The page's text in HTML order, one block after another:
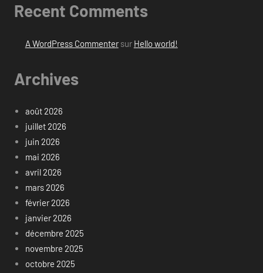
Recent Comments
A WordPress Commentersur Hello world!
Archives
août 2026
juillet 2026
juin 2026
mai 2026
avril 2026
mars 2026
février 2026
janvier 2026
décembre 2025
novembre 2025
octobre 2025